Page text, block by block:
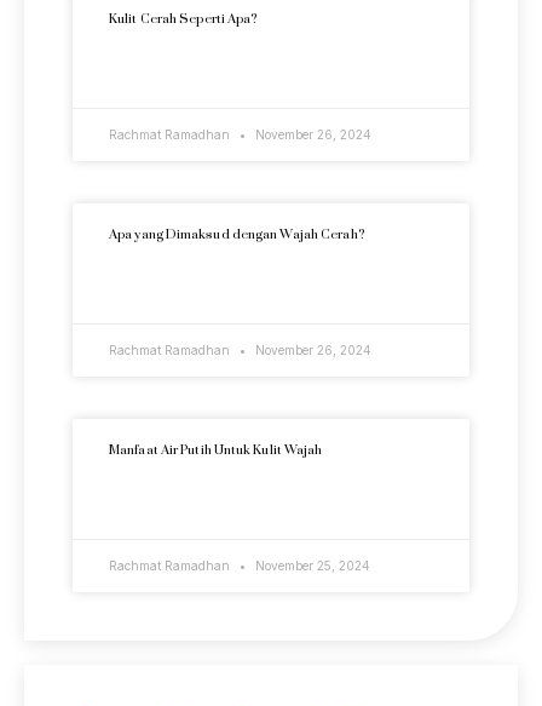
Kulit Cerah Seperti Apa?
Rachmat Ramadhan November 26, 2024
Apa yang Dimaksud dengan Wajah Cerah?
Rachmat Ramadhan November 26, 2024
Manfaat Air Putih Untuk Kulit Wajah
Rachmat Ramadhan November 25, 2024